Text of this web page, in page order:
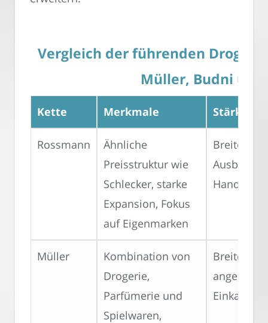
Vergleich der führenden
Müller, Budni und
Kette Merkmale Stärken
Rossmann
Ähnliche
Preisstruktur wie
Schlecker, starke
Expansion, Fokus
auf Eigenmarken
Breite
Ausbau
Handels
Müller
Kombination von
Drogerie,
Parfümerie und
Spielwaren,
Breites